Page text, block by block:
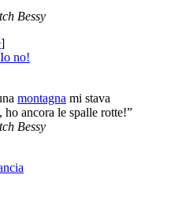
Bessy
]
no!
montagna mi stava
ho ancora le spalle rotte!”
Bessy